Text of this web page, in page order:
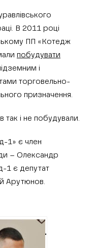
В 2011 році
ПП «Котедж
побудувати
і
торговельно-
призначення.
так і не побудували.
1» є член
– Олександр
1 є депутат
Арутюнов.